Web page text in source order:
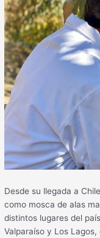
Desde su llegada a
como mosca de alas
distintos lugares del
Valparaíso y Los